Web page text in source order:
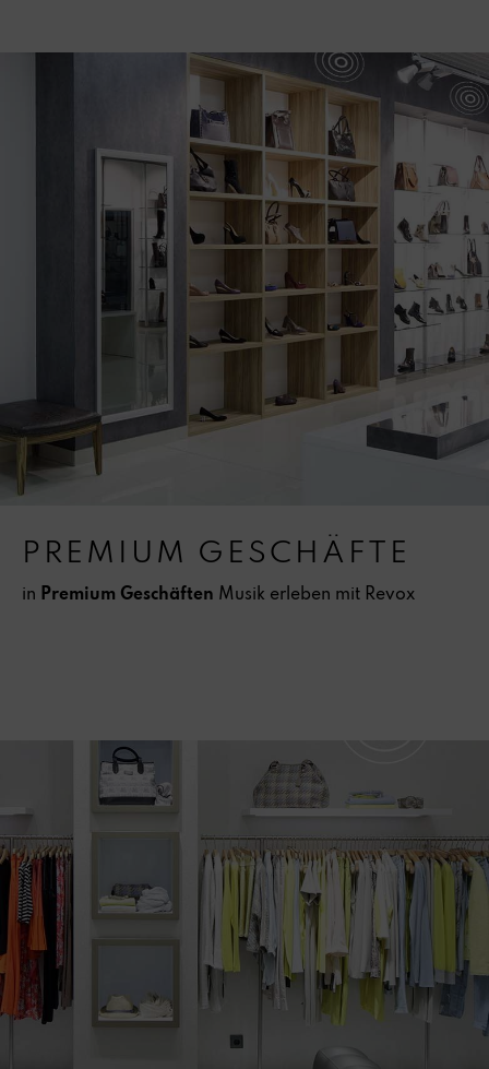
PREMIUM GESCHÄFTE
in Premium Geschäften Musik erleben mit Revox